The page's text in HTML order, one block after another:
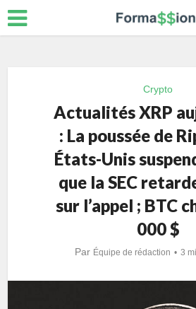
Crypto
Actualités XRP
: La poussée de
États-Unis
que la SEC
sur l’appel ; BTC
000 $
Par Équipe de rédaction 3